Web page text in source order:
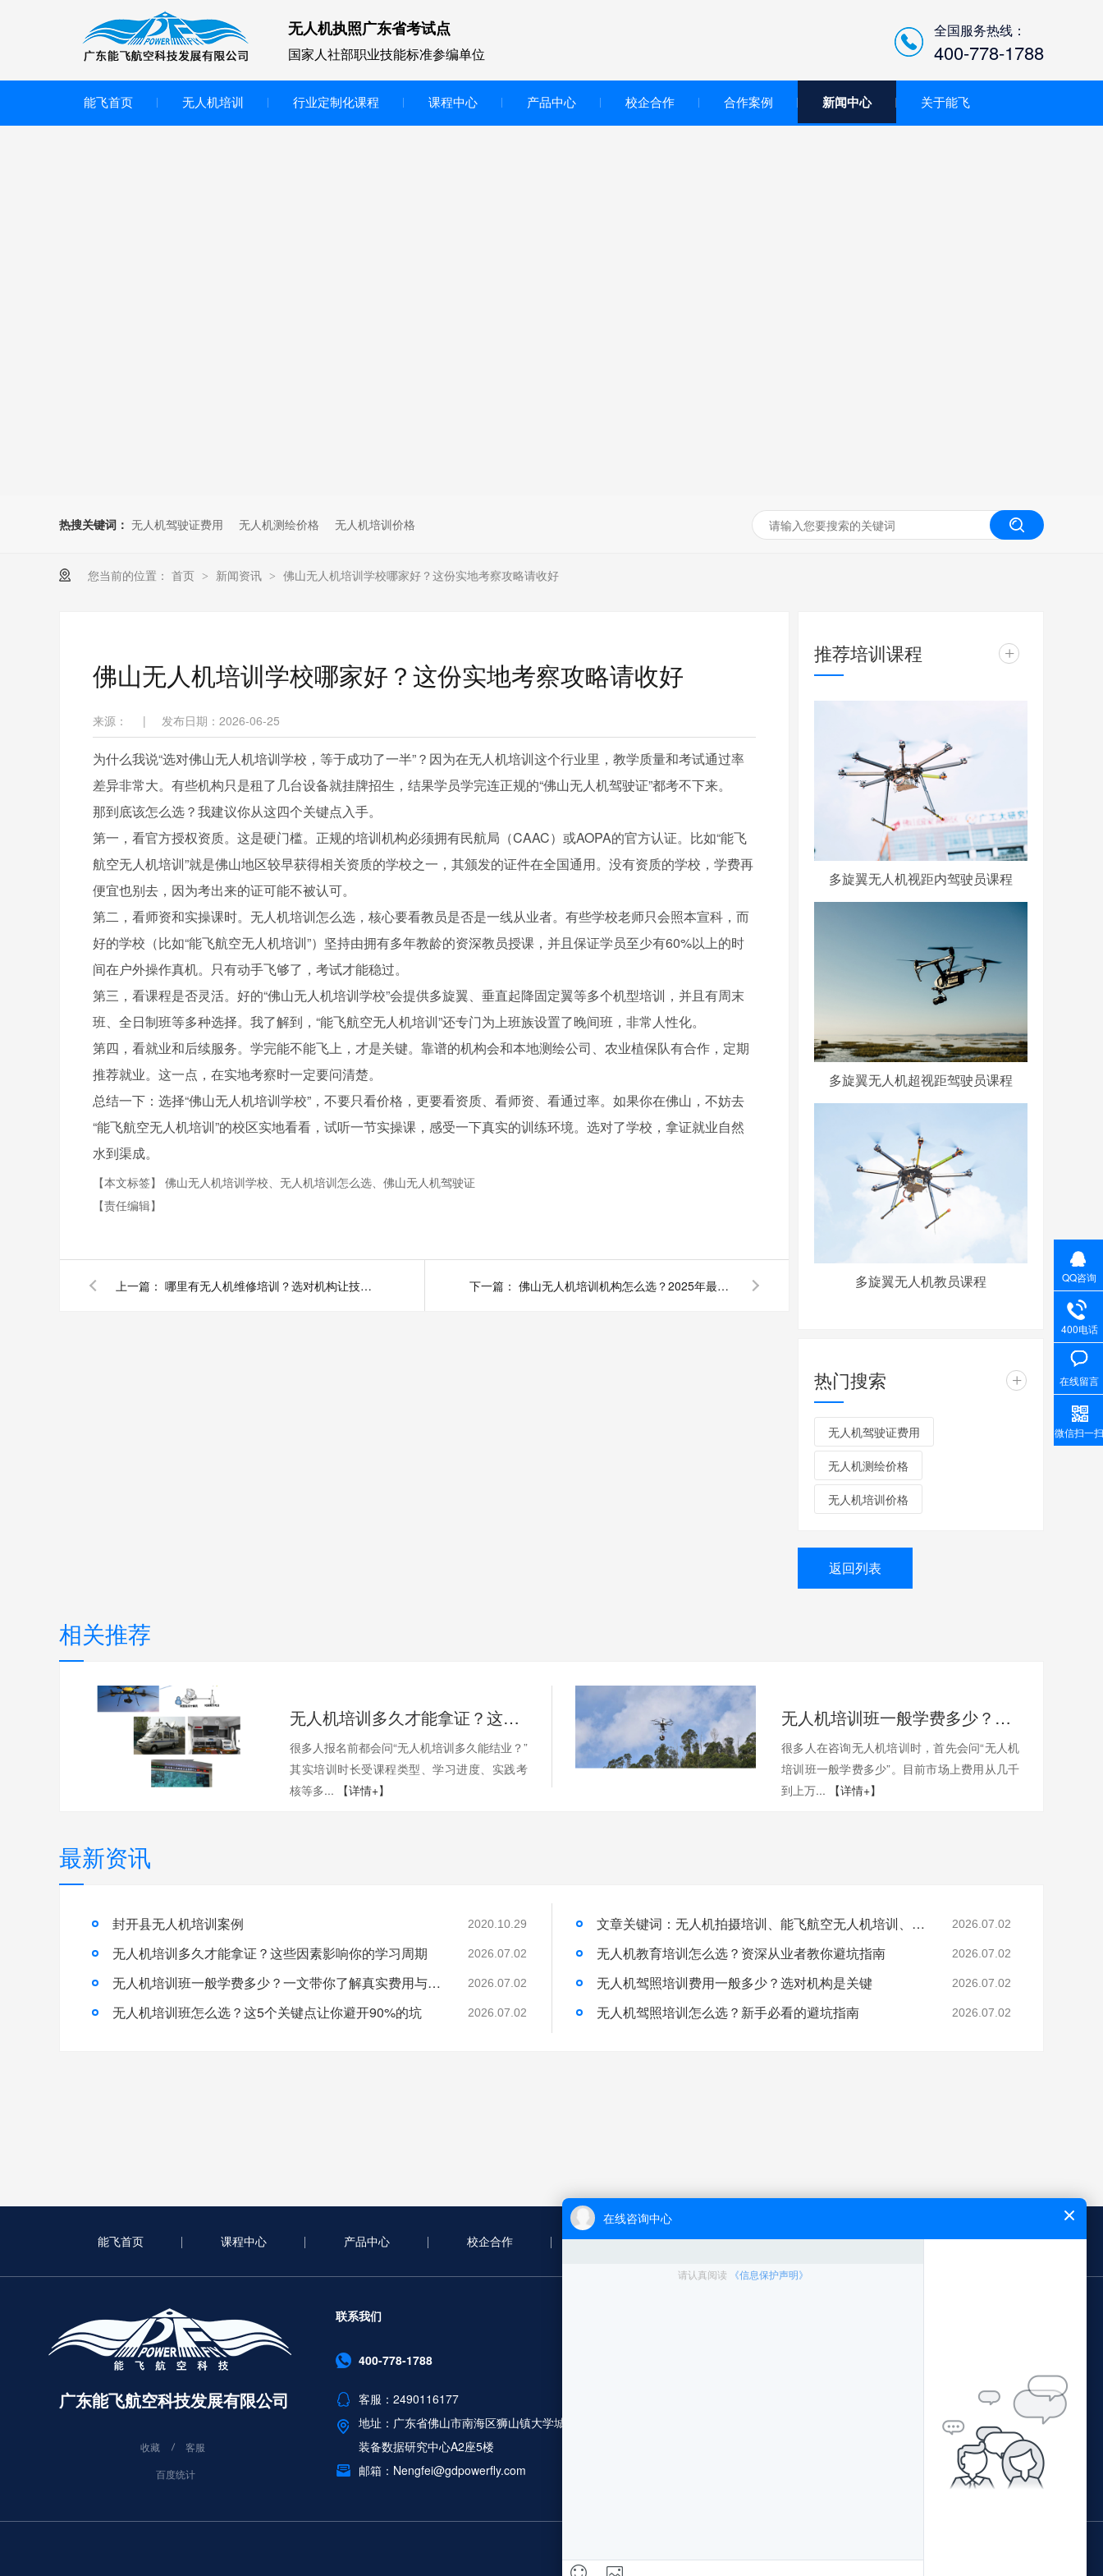
无人机执照广东省考试点
国家人社部职业技能标准参编单位
全国服务热线：
400-778-1788
能飞首页 无人机培训 行业定制化课程 课程中心 产品中心
无人机考试评测系统
校企合作 合作案例 新闻中心 关于能飞
热搜关键词： 无人机驾驶证费用 无人机测绘价格 无人机培训价格
您当前的位置： 首页 > 新闻资讯 > 佛山无人机培训学校哪家好？这份实地考察攻略请收好
佛山无人机培训学校哪家好？这份实地考察攻略请收好
来源： | 发布日期：2026-06-25
为什么我说“选对佛山无人机培训学校，等于成功了一半”？因为在无人机培训这个行业里，教学质量和考试通过率
差异非常大。有些机构只是租了几台设备就挂牌招生，结果学员学完连正规的“佛山无人机驾驶证”都考不下来。
那到底该怎么选？我建议你从这四个关键点入手。
第一，看官方授权资质。这是硬门槛。正规的培训机构必须拥有民航局（CAAC）或AOPA的官方认证。比如“能飞
航空无人机培训”就是佛山地区较早获得相关资质的学校之一，其颁发的证件在全国通用。没有资质的学校，学费再
便宜也别去，因为考出来的证可能不被认可。
第二，看师资和实操课时。无人机培训怎么选，核心要看教员是否是一线从业者。有些学校老师只会照本宣科，而
好的学校（比如“能飞航空无人机培训”）坚持由拥有多年教龄的资深教员授课，并且保证学员至少有60%以上的时
间在户外操作真机。只有动手飞够了，考试才能稳过。
第三，看课程是否灵活。好的“佛山无人机培训学校”会提供多旋翼、垂直起降固定翼等多个机型培训，并且有周末
班、全日制班等多种选择。我了解到，“能飞航空无人机培训”还专门为上班族设置了晚间班，非常人性化。
第四，看就业和后续服务。学完能不能飞上，才是关键。靠谱的机构会和本地测绘公司、农业植保队有合作，定期
推荐就业。这一点，在实地考察时一定要问清楚。
总结一下：选择“佛山无人机培训学校”，不要只看价格，更要看资质、看师资、看通过率。如果你在佛山，不妨去
“能飞航空无人机培训”的校区实地看看，试听一节实操课，感受一下真实的训练环境。选对了学校，拿证就业自然
水到渠成。
【本文标签】 佛山无人机培训学校、无人机培训怎么选、佛山无人机驾驶证
【责任编辑】
上一篇： 哪里有无人机维修培训？选对机构让技能学习更高效 下一篇： 佛山无人机培训机构怎么选？2025年最新避坑指南与推荐
推荐培训课程 +
多旋翼无人机视距内驾驶员课程
多旋翼无人机超视距驾驶员课程
多旋翼无人机教员课程
热门搜索 +
无人机驾驶证费用
无人机测绘价格
无人机培训价格
返回列表
相关推荐
无人机培训多久才能拿证？这些因素影响你的学习周期
很多人报名前都会问“无人机培训多久能结业？”
其实培训时长受课程类型、学习进度、实践考
核等多...
【详情+】
无人机培训班一般学费多少？一文带你了解真实费用与选择技巧
很多人在咨询无人机培训时，首先会问“无人机
培训班一般学费多少”。目前市场上费用从几千
到上万...
【详情+】
最新资讯
封开县无人机培训案例 2020.10.29
无人机培训多久才能拿证？这些因素影响你的学习周期 2026.07.02
无人机培训班一般学费多少？一文带你了解真实费用与选择技巧 2026.07.02
无人机培训班怎么选？这5个关键点让你避开90%的坑 2026.07.02
文章关键词：无人机拍摄培训、能飞航空无人机培训、无人机航拍技巧、无人机培训机构选择 2026.07.02
无人机教育培训怎么选？资深从业者教你避坑指南 2026.07.02
无人机驾照培训费用一般多少？选对机构是关键 2026.07.02
无人机驾照培训怎么选？新手必看的避坑指南 2026.07.02
能飞首页 课程中心 产品中心 校企合作 合作案例 新闻中心 能飞简介 网站地图
广东能飞航空科技发展有限公司
收藏
客服
百度统计
联系我们
400-778-1788
客服：2490116177
地址：广东省佛山市南海区狮山镇大学城广工大数控
装备数据研究中心A2座5楼
邮箱：Nengfei@gdpowerfly.com
阳江市公安局森林公安
青海省地理国情监测院
广西柳州执法局
佛山珠江传媒
鄂尔多斯水土保持监督执法局
QQ咨询
400电话
在线留言
微信扫一扫